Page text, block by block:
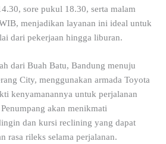
sore pukul 18.30, serta malam
menjadikan layanan ini ideal untuk
dari pekerjaan hingga liburan.
dari Buah Batu, Bandung menuju
City, menggunakan armada Toyota
kenyamanannya untuk perjalanan
akan menikmati
dan kursi reclining yang dapat
rasa rileks selama perjalanan.